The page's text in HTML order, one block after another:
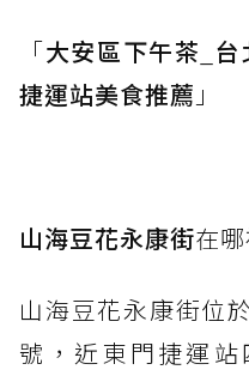
「大安區下午茶 台
捷運站美食推薦 」
山海豆花永康街在
山海豆花永康街位
號，近東門捷運